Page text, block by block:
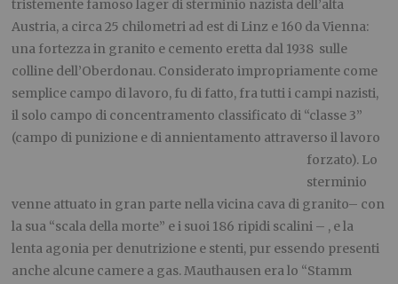
tristemente famoso lager di sterminio nazista dell’alta
Austria, a circa 25 chilometri ad est di Linz e 160 da Vienna:
una fortezza in granito e cemento eretta dal 1938 sulle
colline dell’Oberdonau. Considerato impropriamente come
semplice campo di lavoro, fu di fatto, fra tutti i campi nazisti,
il solo campo di concentramento classificato di “classe 3”
(campo di punizione e di annientamento attraverso il lavoro
forzato). Lo
sterminio
venne attuato in gran parte nella vicina cava di granito– con
la sua “scala della morte” e i suoi 186 ripidi scalini – , e la
lenta agonia per denutrizione e stenti, pur essendo presenti
anche alcune camere a gas. Mauthausen era lo “Stamm